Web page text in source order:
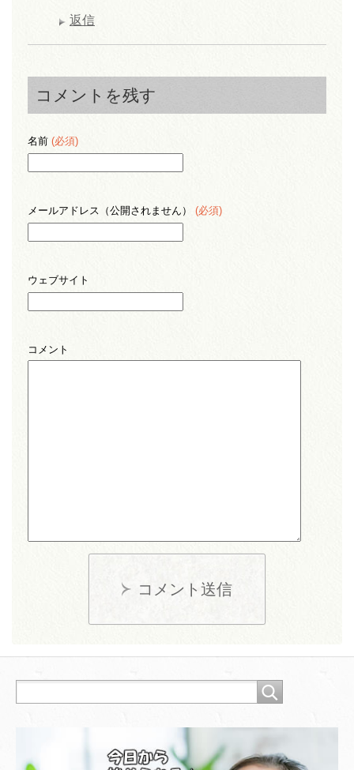
返信
コメントを残す
名前 (必須)
メールアドレス（公開されません） (必須)
ウェブサイト
コメント
コメント送信